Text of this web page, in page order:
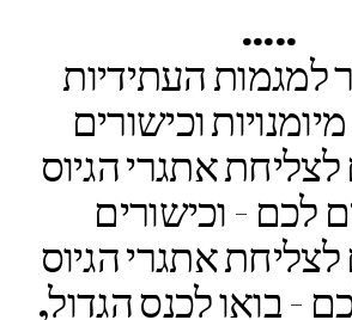
.....
למגמות העתידיות
וכישורים
אתגרי הגיוס
לכם - וכישורים
אתגרי הגיוס
- בואו לכנס הגדול,